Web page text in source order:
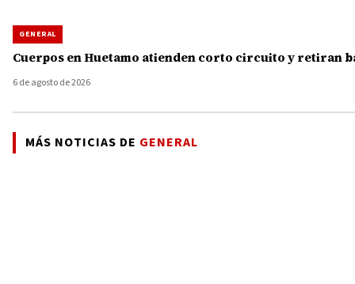
GENERAL
Cuerpos en Huetamo atienden corto circuito y retiran
6 de agosto de 2026
MÁS NOTICIAS DE GENERAL